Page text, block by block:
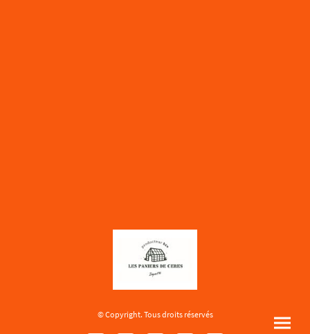
© Copyright. Tous droits réservés